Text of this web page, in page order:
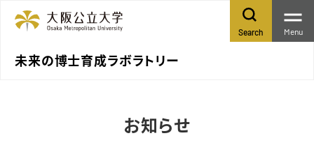
未来の博士育成ラボラトリー
Search Menu
お知らせ